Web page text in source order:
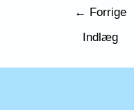
Indlægsnavigation
← Forrige
Indlæg